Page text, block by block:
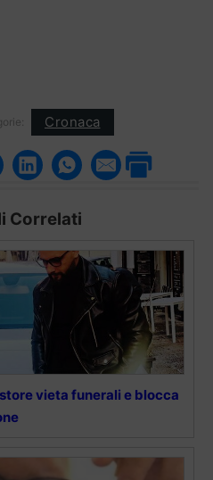
Cronaca
Correlati
vieta funerali e blocca